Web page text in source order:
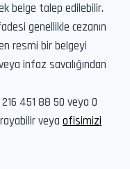
belge talep edilebilir.
genellikle cezanın
resmi bir belgeyi
infaz savcılığından
216 451 88 50 veya 0
veya ofisimizi